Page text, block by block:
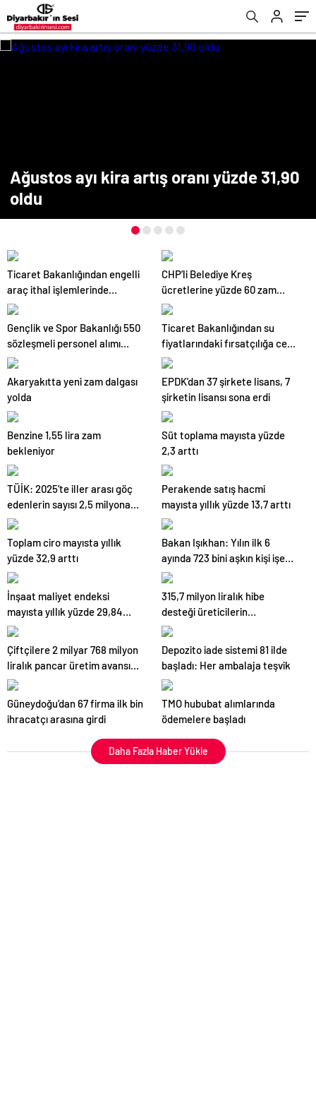
Ağustos ayı kira artış oranı yüzde 31,90
oldu
Ticaret Bakanlığından engelli
araç ithal işlemlerinde
randevu sistemi
CHP’li Belediye Kreş
ücretlerine yüzde 60 zam
yaptı
Gençlik ve Spor Bakanlığı 550
sözleşmeli personel alımı
yapacak
Ticaret Bakanlığından su
fiyatlarındaki fırsatçılığa ceza
uyarısı
Akaryakıtta yeni zam dalgası
yolda
EPDK’dan 37 şirkete lisans, 7
şirketin lisansı sona erdi
Benzine 1,55 lira zam
bekleniyor
Süt toplama mayısta yüzde
2,3 arttı
TÜİK: 2025’te iller arası göç
edenlerin sayısı 2,5 milyona
yaklaştı
Perakende satış hacmi
mayısta yıllık yüzde 13,7 arttı
Toplam ciro mayısta yıllık
yüzde 32,9 arttı
Bakan Işıkhan: Yılın ilk 6
ayında 723 bini aşkın kişi işe
yerleştirildi
İnşaat maliyet endeksi
mayısta yıllık yüzde 29,84
arttı
315,7 milyon liralık hibe
desteği üreticilerin
hesaplarına aktarıldı
Çiftçilere 2 milyar 768 milyon
liralık pancar üretim avansı
ödendi
Depozito iade sistemi 81 ilde
başladı: Her ambalaja teşvik
Güneydoğu’dan 67 firma ilk bin
ihracatçı arasına girdi
TMO hububat alımlarında
ödemelere başladı
Daha Fazla Haber Yükle